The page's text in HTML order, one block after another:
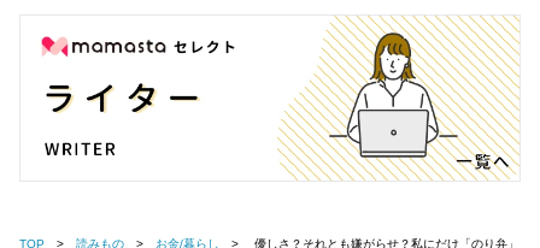
TOP 読みもの お金/暮らし